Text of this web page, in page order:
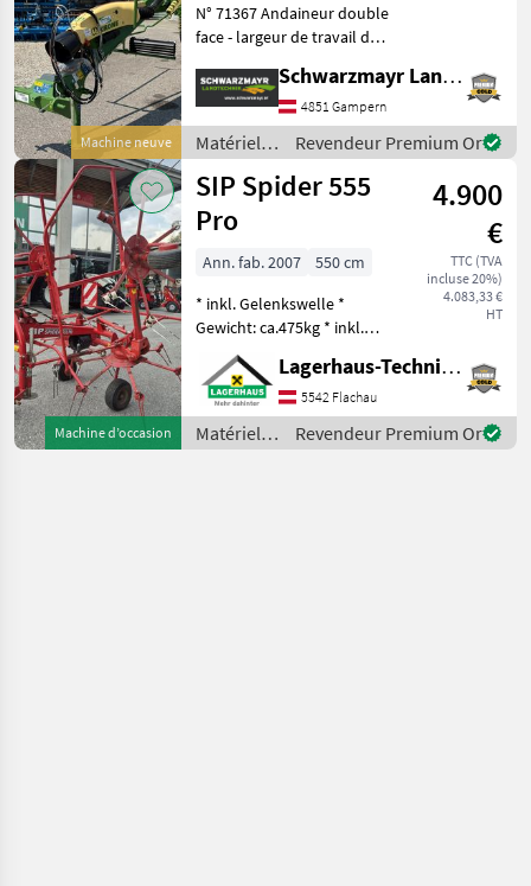
Machine neuve
N° 71367 Andaineur double
face - largeur de travail de
13 dents fixes (hauteur de
transport : 3 990 mm) - avec
4 doubles dents relevable
Schwarzmayr Landtechnik GmbH - Gampern
4851 Gampern
Matériels
de
fenaison /
Krone
Revendeur Premium Or
Machine d’occasion
SIP Spider 555
Pro
4.900
€
TTC (TVA
incluse 20%)
4.083,33 €
HT
Ann. fab. 2007
550 cm
* inkl. Gelenkswelle *
Gewicht: ca.475kg * inkl.
Tastrad * hydraulisch
klappbar * mech.
Grenzstreueinrichtung Wir
bitten telefonisch oder per
Mail Ihren Besuc
Lagerhaus-Technik Flachau
5542 Flachau
Matériels
de
Revendeur Premium Or